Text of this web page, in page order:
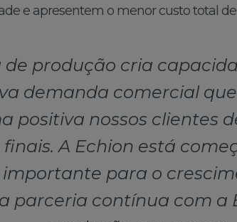
e apresentem o menor custo total
produção cria
demanda comercial
positiva nossos clientes
A Echion está
para o
parceria contínua com a